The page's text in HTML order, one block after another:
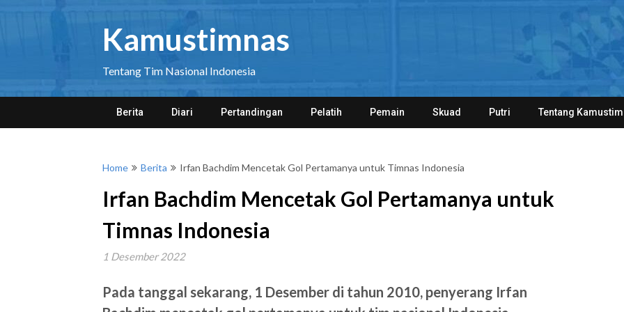
Kamustimnas
Tentang Tim Nasional Indonesia
Berita Diari Pertandingan Pelatih Pemain Skuad Putri Tentang
Home Berita Irfan Bachdim Mencetak Gol Pertamanya untuk Timnas Indonesia
Irfan Bachdim Mencetak Gol Pertamanya untuk
Timnas Indonesia
1 Desember 2022
Pada tanggal sekarang, 1 Desember di tahun 2010, penyerang Irfan